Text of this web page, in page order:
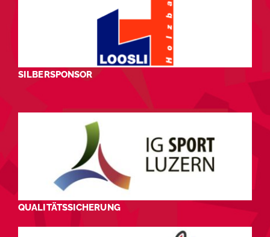
SILBERSPONSOR
QUALITÄTSSICHERUNG